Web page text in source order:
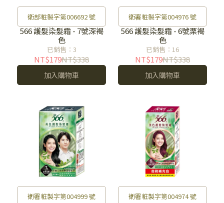
衛部粧製字第006692 號
566 護髮染髮霜 - 7號深褐
色
已銷售：3
NT$179NT$338
加入購物車
衛署粧製字第004976 號
566 護髮染髮霜 - 6號栗褐
色
已銷售：16
NT$179NT$338
加入購物車
衛署粧製字第004999 號 衛署粧製字第004974 號